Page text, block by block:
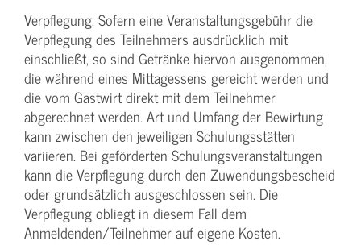
Verpflegung: Sofern eine Veranstaltungs­gebühr die
Verpflegung des Teilnehmers ausdrücklich mit
einschließt, so sind Getränke hiervon ausgenommen,
die während eines Mittagessens gereicht werden und
die vom Gastwirt direkt mit dem Teilnehmer
abgerechnet werden. Art und Umfang der Bewirtung
kann zwischen den jeweiligen Schulungsstätten
variieren. Bei geförderten Schulungs­veranstaltungen
kann die Verpflegung durch den Zuwendungs­bescheid
oder grundsätzlich ausgeschlossen sein. Die
Verpflegung obliegt in diesem Fall dem
Anmeldenden/­Teilnehmer auf eigene Kosten.